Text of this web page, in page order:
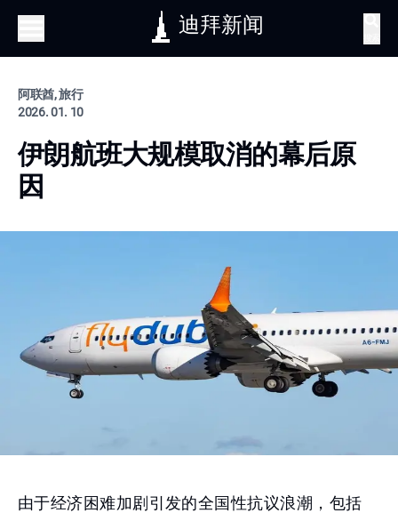
迪拜新闻
阿联酋, 旅行
2026. 01. 10
伊朗航班大规模取消的幕后原
因
由于经济困难加剧引发的全国性抗议浪潮，包括